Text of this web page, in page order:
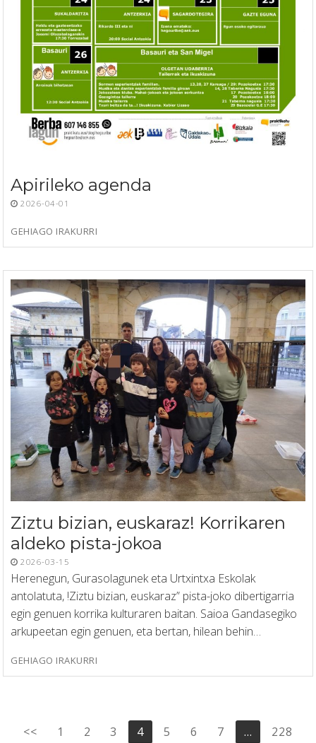
Apirileko agenda
2026-04-01
GEHIAGO IRAKURRI
Ziztu bizian, euskaraz! Korrikaren
aldeko pista-jokoa
2026-03-15
Herenegun, Gurasolagunek eta Urtxintxa Eskolak
antolatuta, !Ziztu bizian, euskaraz” pista-joko dibertigarria
egin genuen korrika kulturaren baitan. Saioa Gandasegiko
arkupeetan egin genuen, eta bertan, hilean behin…
GEHIAGO IRAKURRI
Posts
<< 1 2 3 4 5 6 7 …
228